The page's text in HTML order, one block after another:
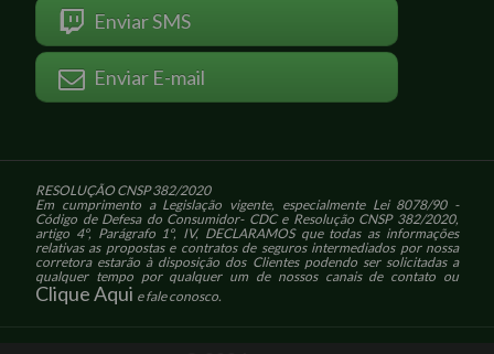
Enviar SMS
Enviar E-mail
RESOLUÇÃO CNSP 382/2020
Em cumprimento a Legislação vigente, especialmente Lei 8078/90 -
Código de Defesa do Consumidor- CDC e Resolução CNSP 382/2020,
artigo 4º, Parágrafo 1º, IV, DECLARAMOS que todas as informações
relativas as propostas e contratos de seguros intermediados por nossa
corretora estarão à disposição dos Clientes podendo ser solicitadas a
qualquer tempo por qualquer um de nossos canais de contato ou
Clique Aqui e fale conosco.